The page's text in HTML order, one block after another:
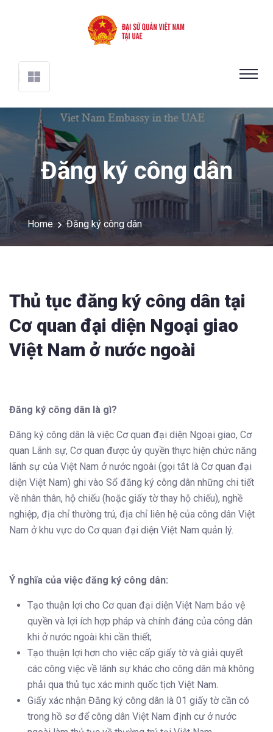
Đăng ký công dân
Home Đăng ký công dân
Thủ tục đăng ký công dân tại
Cơ quan đại diện Ngoại giao
Việt Nam ở nước ngoài
Đăng ký công dân là gì?
Đăng ký công dân là việc Cơ quan đại diện Ngoại giao, Cơ
quan Lãnh sự, Cơ quan được ủy quyền thực hiện chức năng
lãnh sự của Việt Nam ở nước ngoài (gọi tắt là Cơ quan đại
diện Việt Nam) ghi vào Sổ đăng ký công dân những chi tiết
về nhân thân, hộ chiếu (hoặc giấy tờ thay hộ chiếu), nghề
nghiệp, địa chỉ thường trú, địa chỉ liên hệ của công dân Việt
Nam ở khu vực do Cơ quan đại diện Việt Nam quản lý.
Ý nghĩa của việc đăng ký công dân:
Tạo thuận lợi cho Cơ quan đại diện Việt Nam bảo vệ
quyền và lợi ích hợp pháp và chính đáng của công dân
khi ở nước ngoài khi cần thiết;
Tạo thuận lợi hơn cho việc cấp giấy tờ và giải quyết
các công việc về lãnh sự khác cho công dân mà không
phải qua thủ tục xác minh quốc tịch Việt Nam.
Giấy xác nhận Đăng ký công dân là 01 giấy tờ cần có
trong hồ sơ để công dân Việt Nam định cư ở nước